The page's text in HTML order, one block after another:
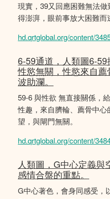
現實，39又回應困難無法
得澎湃，眼前事放大困難而
hd.qrtglobal.org/content/
6-59通道，人類圖6-
性慾無關，性慾來自
波助瀾。
59-6 與性欲 無直接關係，
性趣，來自臍輪、薦骨中
望，與閘門無關。
hd.qrtglobal.org/content/
人類圖，G中心定義與
感情合盤的重點。
G中心著色，會身同感受，